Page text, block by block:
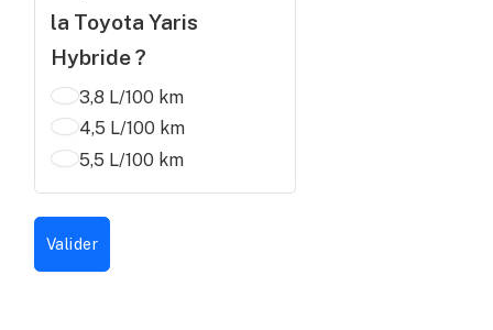
la Toyota Yaris
Hybride ?
3,8 L/100 km
4,5 L/100 km
5,5 L/100 km
Valider